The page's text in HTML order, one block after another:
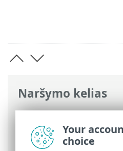
Naršymo kelias
ESET interneto žinynas
Darbas su ESET HOME
Įrenginio priskyrimas
Your
choice